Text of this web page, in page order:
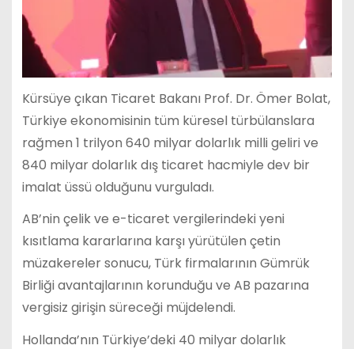
Kürsüye çıkan Ticaret Bakanı Prof. Dr. Ömer Bolat,
Türkiye ekonomisinin tüm küresel türbülanslara
rağmen 1 trilyon 640 milyar dolarlık milli geliri ve
840 milyar dolarlık dış ticaret hacmiyle dev bir
imalat üssü olduğunu vurguladı.
AB’nin çelik ve e-ticaret vergilerindeki yeni
kısıtlama kararlarına karşı yürütülen çetin
müzakereler sonucu, Türk firmalarının Gümrük
Birliği avantajlarının korunduğu ve AB pazarına
vergisiz girişin süreceği müjdelendi.
Hollanda’nın Türkiye’deki 40 milyar dolarlık